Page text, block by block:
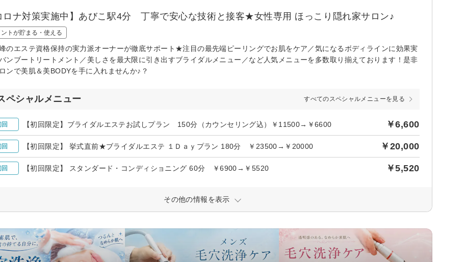
ロナ対策実施中】あびこ駅4分 丁寧で安心な技術と接客★女性専用 ほっこり隠れ家サロン♪
ントが貯まる・使える
のエステ資格保持の実力派オーナーが徹底サポート★注目の最先端ピーリングでお肌をケア／気になるボディラインに効果実
ンブートリートメント／美しさを最大限に引き出すブライダルメニュー／など人気メニューを多数取り揃えております！是非
ンで美肌＆美BODYを手に入れませんか♪？
ペシャルメニュー すべてのスペシャルメニューを見る
回 【初回限定】ブライダルエステお試しプラン 150分（カウンセリング込）￥11500→￥6600 ￥6,600
回 【初回限定】 挙式直前★ブライダルエステ １Ｄａｙプラン 180分 ￥23500→￥20000 ￥20,000
回 【初回限定】 スタンダード・コンディショニング 60分 ￥6900→￥5520 ￥5,520
その他の情報を表示